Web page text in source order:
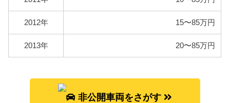
2012年 15〜85万円
2013年 20〜85万円
非公開車両をさがす